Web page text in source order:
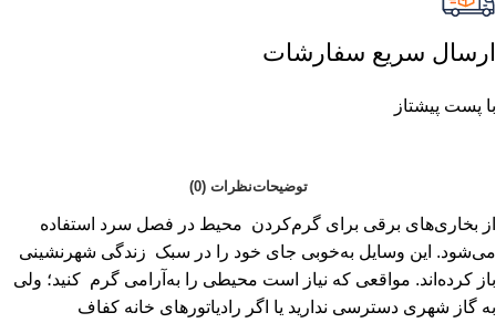
ارسال سریع سفارشات
با پست پیشتاز
توضیحاتنظرات (0)
از بخاری‌های برقی برای گرم‌کردن محیط در فصل سرد استفاده
می‌شود. این وسایل به‌خوبی جای خود را در سبک زندگی شهرنشینی
باز کرده‌اند. مواقعی که نیاز است محیطی را به‌آرامی گرم کنید؛ ولی
به گاز شهری دسترسی ندارید یا اگر رادیاتورهای خانه کفاف